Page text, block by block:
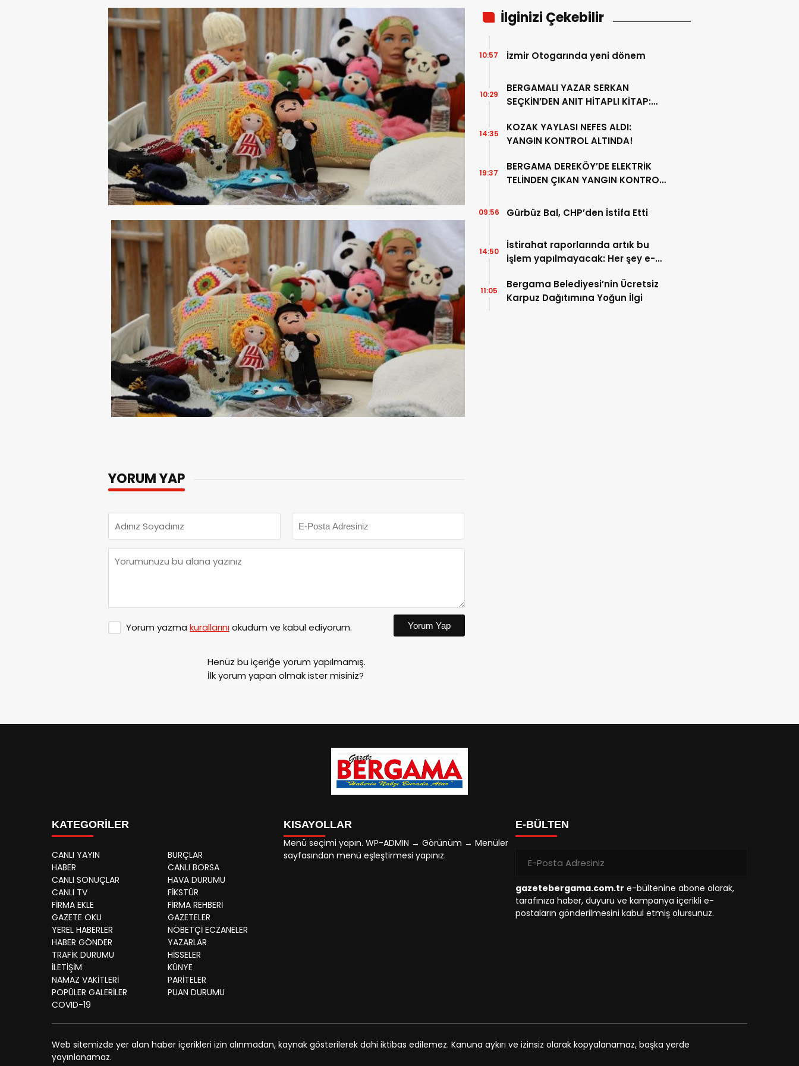
YORUM YAP
Yorum yazma kurallarınıokudum ve kabul ediyorum. Yorum Yap
Henüz bu içeriğe yorum yapılmamış.
İlk yorum yapan olmak ister misiniz?
İlginizi Çekebilir
İzmir Otogarında yeni dönem
10:57
BERGAMALI YAZAR SERKAN
SEÇKİN’DEN ANIT HİTAPLI KİTAP:
10:29
KOZAK YAYLASI NEFES ALDI:
YANGIN KONTROL ALTINDA!
14:35
BERGAMA DEREKÖY’DE ELEKTRİK
TELİNDEN ÇIKAN YANGIN KONTROL
19:37
Gürbüz Bal, CHP’den İstifa Etti
09:56
İstirahat raporlarında artık bu
işlem yapılmayacak: Her şey e-
14:50
Bergama Belediyesi’nin Ücretsiz
Karpuz Dağıtımına Yoğun İlgi
11:05
KATEGORİLER
CANLI YAYIN
BURÇLAR
HABER
CANLI BORSA
CANLI SONUÇLAR
HAVA DURUMU
CANLI TV
FİKSTÜR
FİRMA EKLE
FİRMA REHBERİ
GAZETE OKU
GAZETELER
YEREL HABERLER
NÖBETÇİ ECZANELER
HABER GÖNDER
YAZARLAR
TRAFİK DURUMU
HİSSELER
İLETİŞİM
KÜNYE
NAMAZ VAKİTLERİ
PARİTELER
POPÜLER GALERİLER
PUAN DURUMU
COVID-19
KISAYOLLAR
Menü seçimi yapın. WP-ADMIN → Görünüm → Menüler
sayfasından menü eşleştirmesi yapınız.
E-BÜLTEN
gazetebergama.com.tr e-bültenine abone olarak,
tarafınıza haber, duyuru ve kampanya içerikli e-
postaların gönderilmesini kabul etmiş olursunuz.
Web sitemizde yer alan haber içerikleri izin alınmadan, kaynak gösterilerek dahi iktibas edilemez. Kanuna aykırı ve izinsiz olarak kopyalanamaz, başka yerde
yayınlanamaz.